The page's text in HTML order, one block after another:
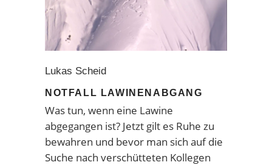
Lukas Scheid
NOTFALL LAWINENABGANG
Was tun, wenn eine Lawine
abgegangen ist? Jetzt gilt es Ruhe zu
bewahren und bevor man sich auf die
Suche nach verschütteten Kollegen